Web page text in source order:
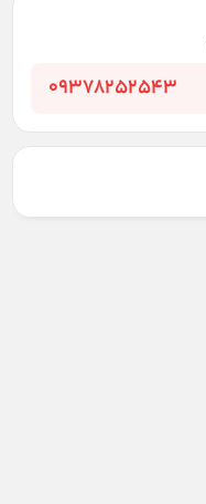
09378252543